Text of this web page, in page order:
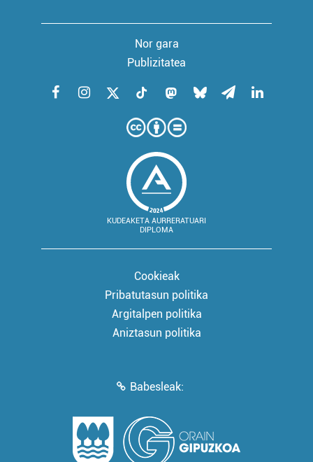
Nor gara
Publizitatea
KUDEAKETA AURRERATUARI
DIPLOMA
Cookieak
Pribatutasun politika
Argitalpen politika
Aniztasun politika
Babesleak: